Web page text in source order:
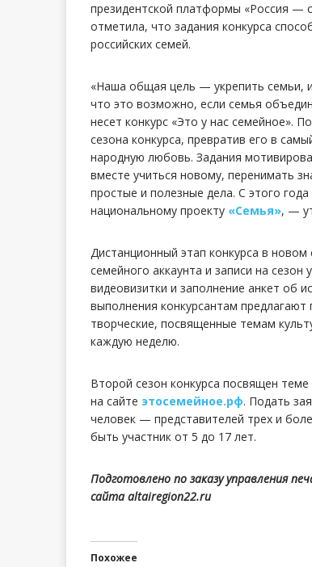
президентской платформы «Россия —
отметила, что задания конкурса
российских семей.
«Наша общая цель — укрепить семьи,
что это возможно, если семья
несет конкурс «Это у нас семейное».
сезона конкурса, превратив его в
народную любовь. Задания
вместе учиться новому, перенимать
простые и полезные дела. С этого
национальному проекту «Семья», —
Дистанционный этап конкурса в новом
семейного аккаунта и записи на
видеовизитки и заполнение анкет об
выполнения конкурсантам
творческие, посвященные темам
каждую неделю.
Второй сезон конкурса посвящен
на сайте этосемейное.рф. Подать
человек — представителей трех и
быть участник от 5 до 17 лет.
Подготовлено по заказу управления
сайта altairegion22.ru
Похожее